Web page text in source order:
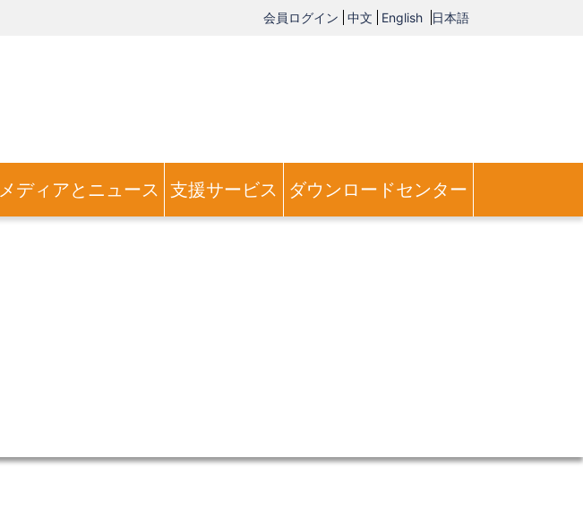
会員ログイン 中文 English 日本語
メディアとニュース 支援サービス ダウンロードセンター